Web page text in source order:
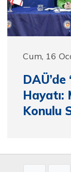
Cum, 16
Hayatı:
Konulu